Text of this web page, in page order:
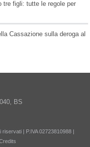
tre figli: tutte le regole per
Cassazione sulla deroga al
, BS
| P.IVA 02723810988 |